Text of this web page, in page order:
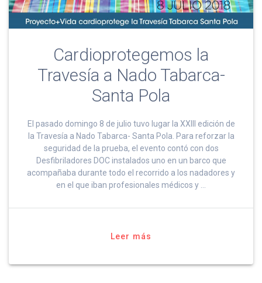
Cardioprotegemos la
Travesía a Nado Tabarca-
Santa Pola
El pasado domingo 8 de julio tuvo lugar la XXIII edición de
la Travesía a Nado Tabarca- Santa Pola. Para reforzar la
seguridad de la prueba, el evento contó con dos
Desfibriladores DOC instalados uno en un barco que
acompañaba durante todo el recorrido a los nadadores y
en el que iban profesionales médicos y …
Leer más